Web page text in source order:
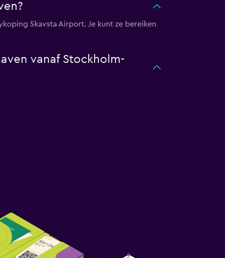
Skavsta Airport. Je kunt ze bereiken
vanaf Stockholm-